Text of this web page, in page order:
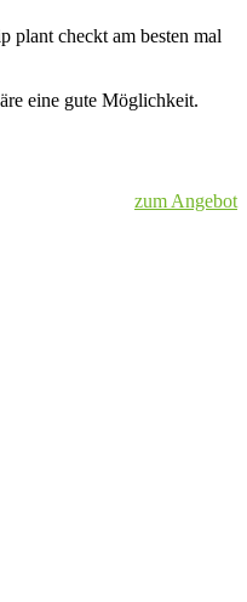
plant checkt am besten mal
eine gute Möglichkeit.
zum Angebot